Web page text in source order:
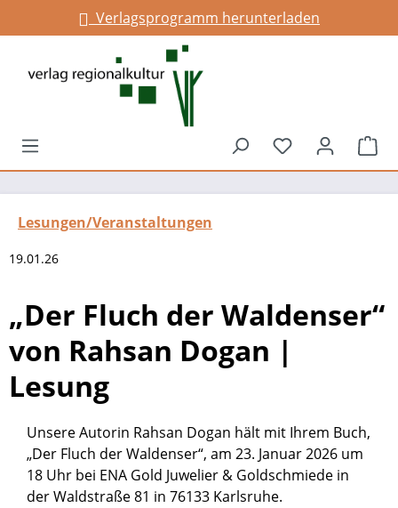
springenVerlagsprogramm herunterladen
Du hast 0
Lesungen/Veranstaltungen
19.01.26
„Der Fluch der Waldenser“
von Rahsan Dogan |
Lesung
Unsere Autorin Rahsan Dogan hält mit Ihrem Buch,
„Der Fluch der Waldenser“, am 23. Januar 2026 um
18 Uhr bei ENA Gold Juwelier & Goldschmiede in
der Waldstraße 81 in 76133 Karlsruhe.